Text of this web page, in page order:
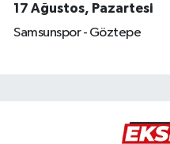
17 Ağustos, Pazartesi
Samsunspor - Göztepe